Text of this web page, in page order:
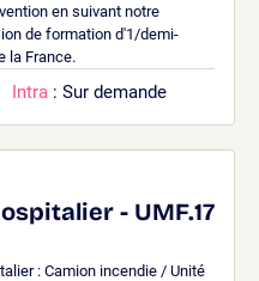
en suivant notre
de formation d'1/demi-
la France.
Intra : Sur demande
- UMF.17
: Camion incendie / Unité